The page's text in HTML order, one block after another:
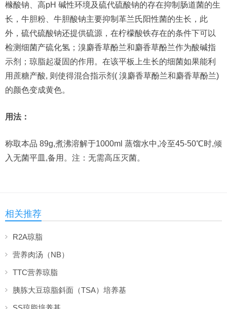
橼酸钠、高pH 碱性环境及硫代硫酸钠的存在抑制肠道菌的生
长，牛胆粉、牛胆酸钠主要抑制革兰氏阳性菌的生长，此
外，硫代硫酸钠还提供硫源，在柠檬酸铁存在的条件下可以
检测细菌产硫化氢；溴麝香草酚兰和麝香草酚兰作为酸碱指
示剂；琼脂起凝固的作用。在该平板上生长的细菌如果能利
用蔗糖产酸, 则使得混合指示剂( 溴麝香草酚兰和麝香草酚兰)
的颜色变成黄色。
用法：
称取本品 89g,煮沸溶解于1000ml 蒸馏水中,冷至45-50℃时,倾
入无菌平皿,备用。注：无需高压灭菌。
相关推荐
R2A琼脂
营养肉汤（NB）
TTC营养琼脂
胰胨大豆琼脂斜面（TSA）培养基